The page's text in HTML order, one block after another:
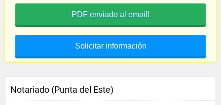
PDF enviado al email!
Solicitar información
Notariado (Punta del Este)